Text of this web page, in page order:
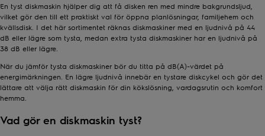
En tyst diskmaskin hjälper dig att få disken ren med mindre bakgrundsljud,
vilket gör den till ett praktiskt val för öppna planlösningar, familjehem och
kvällsdisk. I det här sortimentet räknas diskmaskiner med en ljudnivå på 44
dB eller lägre som tysta, medan extra tysta diskmaskiner har en ljudnivå på
38 dB eller lägre.
När du jämför tysta diskmaskiner bör du titta på dB(A)-värdet på
energimärkningen. En lägre ljudnivå innebär en tystare diskcykel och gör det
lättare att välja rätt diskmaskin för din kökslösning, vardagsrutin och komfort
hemma.
Vad gör en diskmaskin tyst?